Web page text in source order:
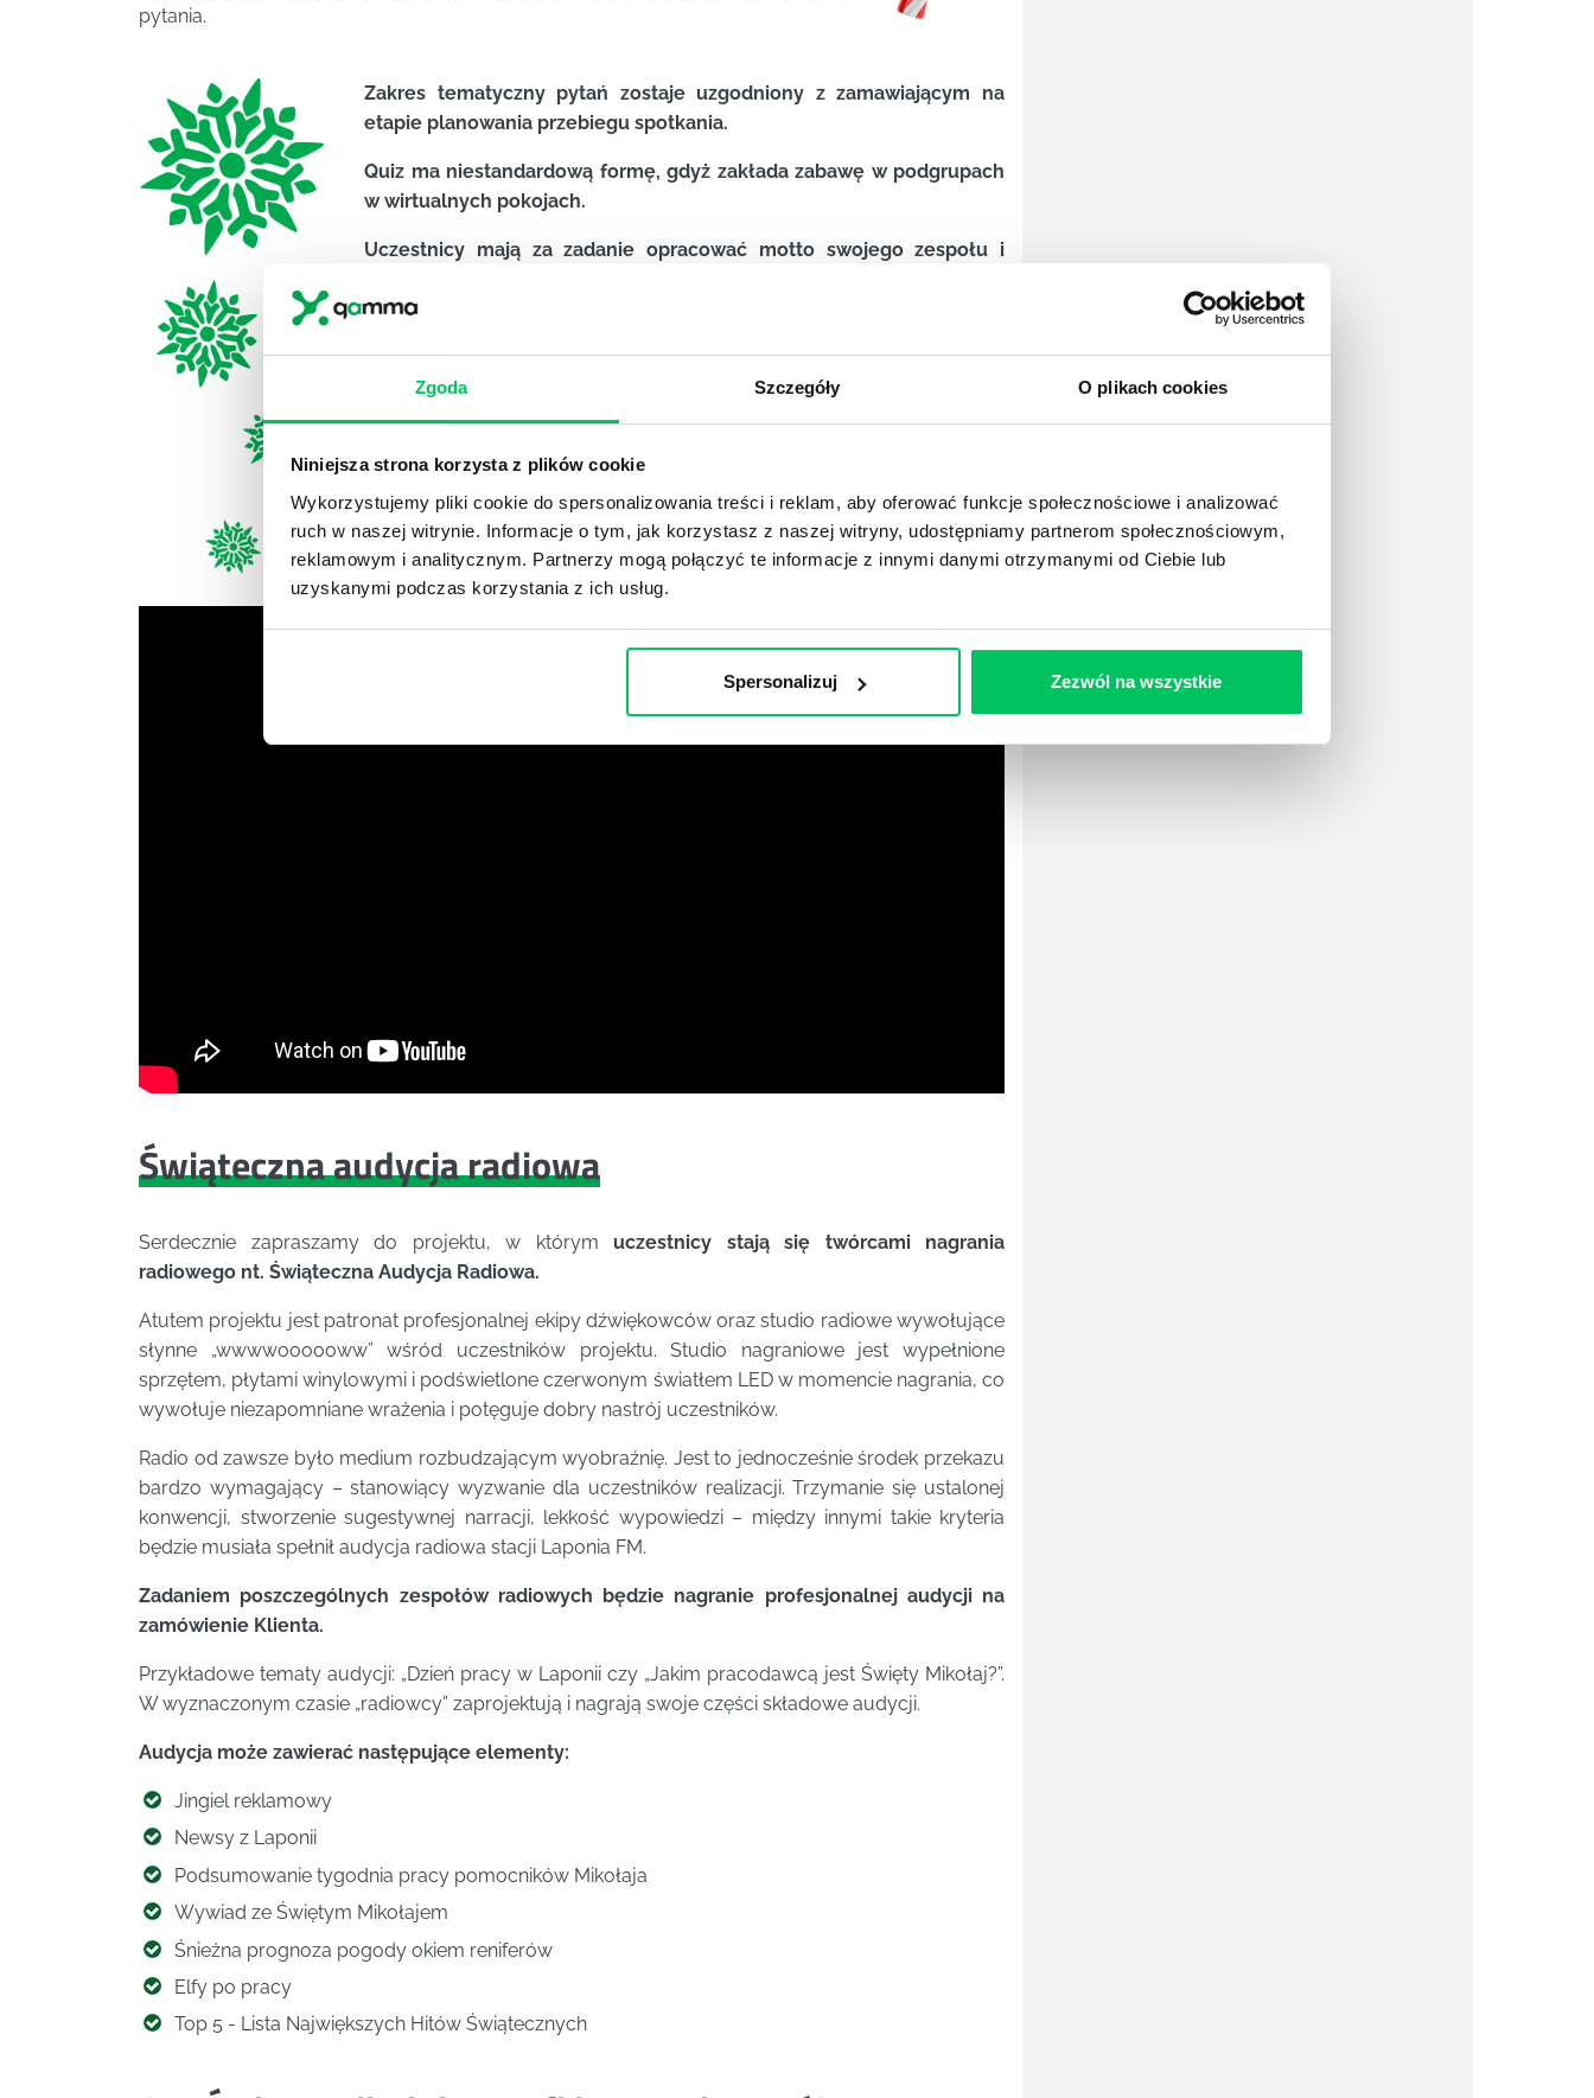
Zgoda Szczegóły O plikach cookies
Niniejsza strona korzysta z plików cookie
Wykorzystujemy pliki cookie do spersonalizowania treści i reklam, aby oferować funkcje społecznościowe i analizować
ruch w naszej witrynie. Informacje o tym, jak korzystasz z naszej witryny, udostępniamy partnerom społecznościowym,
reklamowym i analitycznym. Partnerzy mogą połączyć te informacje z innymi danymi otrzymanymi od Ciebie lub
uzyskanymi podczas korzystania z ich usług.
Spersonalizuj Zezwól na wszystkie
pytania.
Zakres tematyczny pytań zostaje uzgodniony z zamawiającym na
etapie planowania przebiegu spotkania.
Quiz ma niestandardową formę, gdyż zakłada zabawę w podgrupach
w wirtualnych pokojach.
Uczestnicy mają za zadanie opracować motto swojego zespołu i
okazuje się, że „Kevin sam w domu” to niejedyna pozycja na liście
gwiazdkowych bestsellerów).
najszybciej prawidłowe odpowiedzi.
Gromkie brawa i wirtualny uścisk dłoni zwycięzców to uwieńczenie
ponad 70 minut kreatywnej zabawy.
Świąteczna audycja radiowa
Serdecznie zapraszamy do projektu, w którym uczestnicy stają się twórcami nagrania
radiowego nt. Świąteczna Audycja Radiowa.
Atutem projektu jest patronat profesjonalnej ekipy dźwiękowców oraz studio radiowe wywołujące
słynne „wwwwoooooww” wśród uczestników projektu. Studio nagraniowe jest wypełnione
sprzętem, płytami winylowymi i podświetlone czerwonym światłem LED w momencie nagrania, co
wywołuje niezapomniane wrażenia i potęguje dobry nastrój uczestników.
Radio od zawsze było medium rozbudzającym wyobraźnię. Jest to jednocześnie środek przekazu
bardzo wymagający – stanowiący wyzwanie dla uczestników realizacji. Trzymanie się ustalonej
konwencji, stworzenie sugestywnej narracji, lekkość wypowiedzi – między innymi takie kryteria
będzie musiała spełnił audycja radiowa stacji Laponia FM.
Zadaniem poszczególnych zespołów radiowych będzie nagranie profesjonalnej audycji na
zamówienie Klienta.
Przykładowe tematy audycji: „Dzień pracy w Laponii czy „Jakim pracodawcą jest Święty Mikołaj?”.
W wyznaczonym czasie „radiowcy” zaprojektują i nagrają swoje części składowe audycji.
Audycja może zawierać następujące elementy:
Jingiel reklamowy
Newsy z Laponii
Podsumowanie tygodnia pracy pomocników Mikołaja
Wywiad ze Świętym Mikołajem
Śnieżna prognoza pogody okiem reniferów
Elfy po pracy
Top 5 - Lista Największych Hitów Świątecznych